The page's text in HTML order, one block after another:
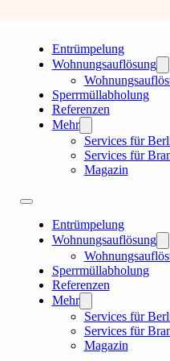
Entrümpelung
Wohnungsauflösung
Sperrmüllabholung
Referenzen
Mehr
Services für
Services für
Magazin
Entrümpelung
Wohnungsauflösung
Sperrmüllabholung
Referenzen
Mehr
Services für
Services für
Magazin